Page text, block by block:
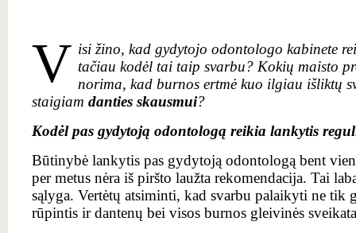
V isi žino, kad gydytojo odontologo kabinete
tačiau kodėl tai taip svarbu? Kokių maisto
norima, kad burnos ertmė kuo ilgiau išliktų
staigiam danties skausmui?
Kodėl pas gydytoją odontologą reikia lankytis
Būtinybė lankytis pas gydytoją odontologą bent
per metus nėra iš piršto laužta rekomendacija. Tai
sąlyga. Vertėtų atsiminti, kad svarbu palaikyti ne tik
rūpintis ir dantenų bei visos burnos gleivinės